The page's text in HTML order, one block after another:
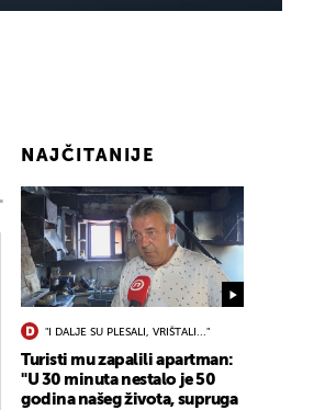
NAJČITANIJE
"I DALJE SU PLESALI, VRIŠTALI..."
Turisti mu zapalili apartman:
"U 30 minuta nestalo je 50
godina našeg života, supruga